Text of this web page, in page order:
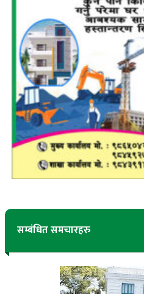
सम्बंधित समचारहरु